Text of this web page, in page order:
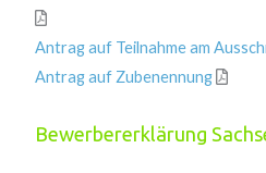
Antrag auf Teilnahme am
Antrag auf Zubenennung
Bewerbererklärung